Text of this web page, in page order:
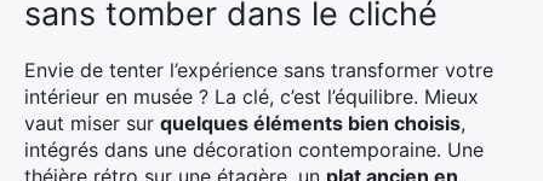
sans tomber dans le cliché
Envie de tenter l’expérience sans transformer votre
intérieur en musée ? La clé, c’est l’équilibre. Mieux
vaut miser sur quelques éléments bien choisis,
intégrés dans une décoration contemporaine. Une
théière rétro sur une étagère, un plat ancien en